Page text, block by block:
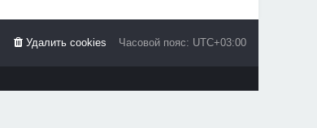
Часовой пояс: UTC+03:00
Удалить cookies